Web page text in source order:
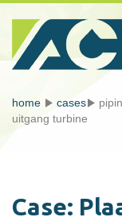
home cases
uitgang turbine
Case: